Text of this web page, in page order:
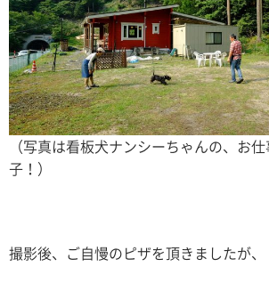
（写真は看板犬ナンシーちゃんの、お
子！）
撮影後、ご自慢のピザを頂きましたが、